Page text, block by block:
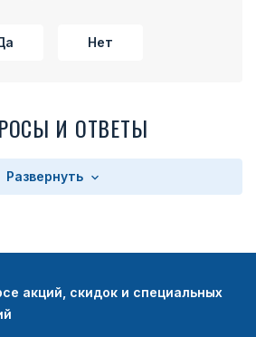
Нет
И ОТВЕТЫ
Развернуть
акций, скидок и специальных